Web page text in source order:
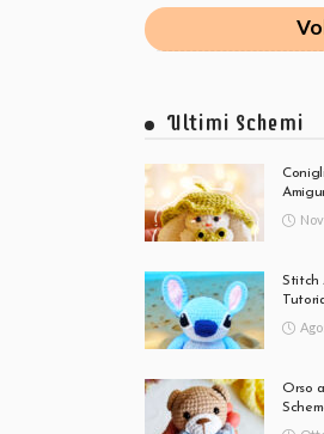
Ultimi Schemi
Stitch
Orso